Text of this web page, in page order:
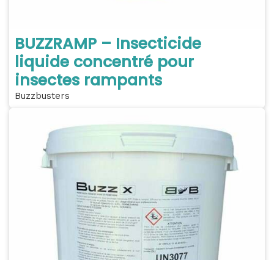
BUZZRAMP – Insecticide
liquide concentré pour
insectes rampants
Buzzbusters